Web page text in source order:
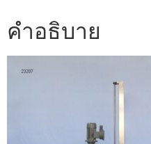
คำอธิบาย